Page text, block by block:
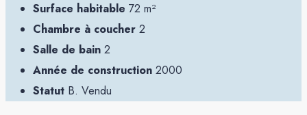
Surface habitable 72 m²
Chambre à coucher 2
Salle de bain 2
Année de construction 2000
Statut B. Vendu